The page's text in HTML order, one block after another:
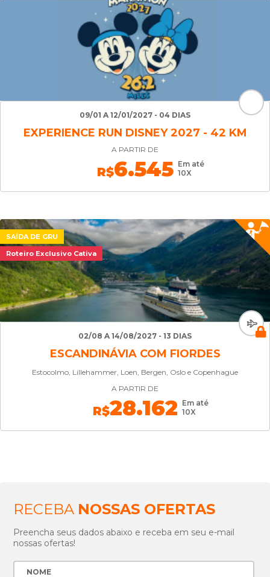
09/01 A 12/01/2027 - 04 DIAS
EXPERIENCE RUN DISNEY 2027 - 42 KM
A PARTIR DE
R$6.545 Em até
10X
SAÍDA DE GRU
Roteiro Exclusivo Cativa
02/08 A 14/08/2027 - 13 DIAS
ESCANDINÁVIA COM FIORDES
Estocolmo, Lillehammer, Loen, Bergen, Oslo e Copenhague
A PARTIR DE
R$28.162 Em até
10X
RECEBA NOSSAS OFERTAS
Preencha seus dados abaixo e receba em seu e-mail
nossas ofertas!